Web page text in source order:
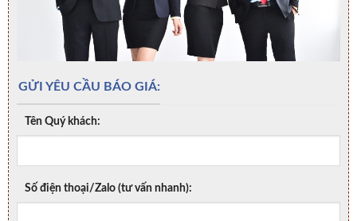
GỬI YÊU CẦU BÁO GIÁ:
Tên Quý khách:
Số điện thoại/Zalo (tư vấn nhanh):